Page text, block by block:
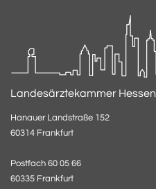
Landesärztekammer Hessen
Hanauer Landstraße 152
60314 Frankfurt
Postfach 60 05 66
60335 Frankfurt